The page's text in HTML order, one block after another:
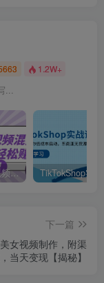
1.2W+
...
无脑操作！美女视频混剪，单号音乐任务轻松日入3张+
下一篇
女视频制作，附渠
当天变现【揭秘】